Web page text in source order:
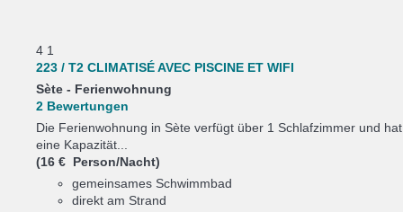
4 1
223 / T2 CLIMATISÉ AVEC PISCINE ET WIFI
Sète - Ferienwohnung
2 Bewertungen
Die Ferienwohnung in Sète verfügt über 1 Schlafzimmer und hat
eine Kapazität...
(16 € Person/Nacht)
gemeinsames Schwimmbad
direkt am Strand